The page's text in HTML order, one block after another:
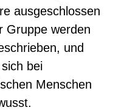
ausgeschlossen
Gruppe werden
und
bei
Menschen